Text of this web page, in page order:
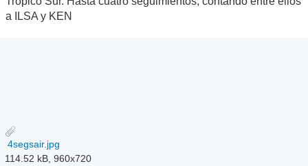
a ILSA y KEN
4segsair.jpg
114.52 kB, 960x720